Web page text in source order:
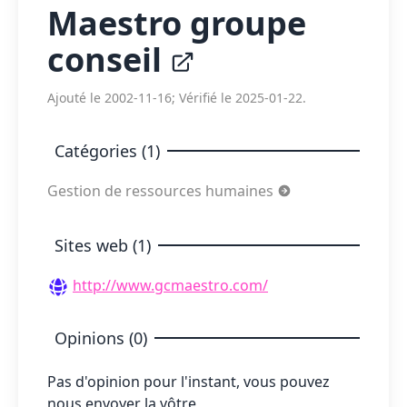
Maestro groupe
conseil
Ajouté le 2002-11-16; Vérifié le 2025-01-22.
Catégories (1)
Gestion de ressources humaines
Sites web (1)
http://www.gcmaestro.com/
Opinions (0)
Pas d'opinion pour l'instant, vous pouvez